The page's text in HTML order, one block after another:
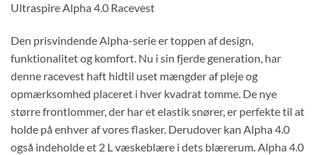
Ultraspire Alpha 4.0 Racevest
Den prisvindende Alpha-serie er toppen af ​​design,
funktionalitet og komfort. Nu i sin fjerde generation, har
denne racevest haft hidtil uset mængder af pleje og
opmærksomhed placeret i hver kvadrat tomme. De nye
større frontlommer, der har et elastik snører, er perfekte til at
holde på enhver af vores flasker. Derudover kan Alpha 4.0
også indeholde et 2 L væskeblære i dets blærerum. Alpha 4.0